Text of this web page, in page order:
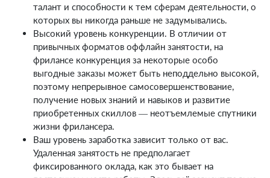
талант и способности к тем сферам деятельности, о
которых вы никогда раньше не задумывались.
Высокий уровень конкуренции. В отличии от
привычных форматов оффлайн занятости, на
фрилансе конкуренция за некоторые особо
выгодные заказы может быть неподдельно высокой,
поэтому непрерывное самосовершенствование,
получение новых знаний и навыков и развитие
приобретенных скиллов — неотъемлемые спутники
жизни фрилансера.
Ваш уровень заработка зависит только от вас.
Удаленная занятость не предполагает
фиксированного оклада, как это бывает на